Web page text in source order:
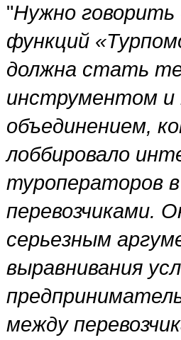
"Нужно говорить
функций
должна стать
инструментом и
объединением,
лоббировало
туроператоров
перевозчиками.
серьезным
выравнивания
между